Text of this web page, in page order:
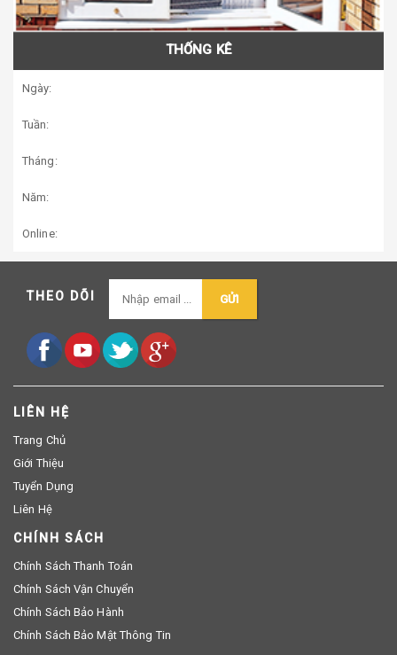
THỐNG KÊ
Ngày:
Tuần:
Tháng:
Năm:
Online:
THEO DÕI GỬI
LIÊN HỆ
Trang Chủ
Giới Thiệu
Tuyển Dụng
Liên Hệ
CHÍNH SÁCH
Chính Sách Thanh Toán
Chính Sách Vận Chuyển
Chính Sách Bảo Hành
Chính Sách Bảo Mật Thông Tin